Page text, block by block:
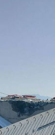
성접대 논란' 축
상승 마감…S&P
즈 재개방 합의
위원 제주·인천
, 與 전대 당원투
경선 제주·인